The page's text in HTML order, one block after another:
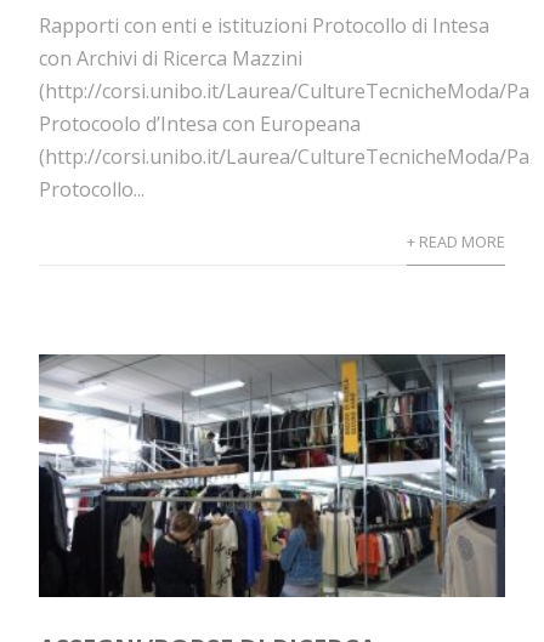
Rapporti con enti e istituzioni Protocollo di Intesa
con Archivi di Ricerca Mazzini
(http://corsi.unibo.it/Laurea/CultureTecnicheModa/
Protocoolo d’Intesa con Europeana
(http://corsi.unibo.it/Laurea/CultureTecnicheModa/
Protocollo...
+ READ MORE